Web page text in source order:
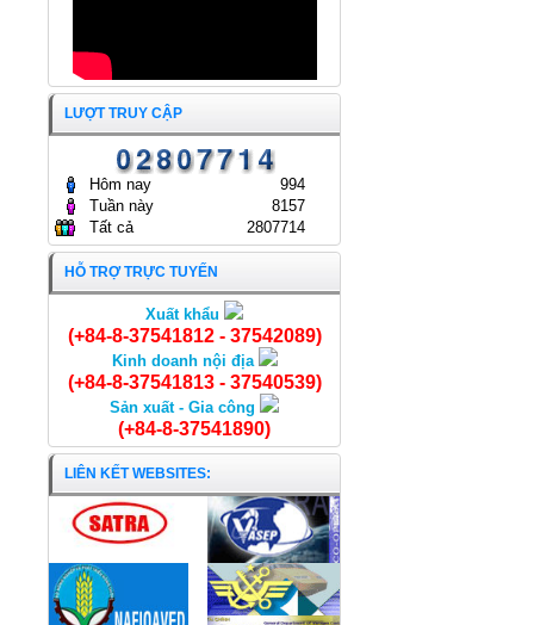
Cá Hường cắt khúc
LƯỢT TRUY CẬP
Hôm nay
994
Tuần này
8157
Tất cả
2807714
HỖ TRỢ TRỰC TUYẾN
Xuất khẩu
(+84-8-37541812 - 37542089)
Kinh doanh nội địa
(+84-8-37541813 - 37540539)
Sản xuất - Gia công
(+84-8-37541890)
LIÊN KẾT WEBSITES: